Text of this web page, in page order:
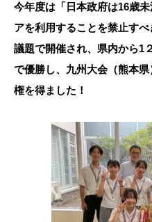
今年度は「日本政府は16歳
アを利用することを禁止す
議題で開催され、県内から1
で優勝し、九州大会（熊本
権を得ました！